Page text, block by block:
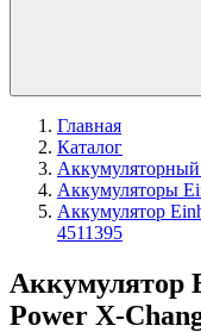
Главная
Каталог
Аккумуляторы
Аккумулятор
4511395
Аккумулятор
Power X-